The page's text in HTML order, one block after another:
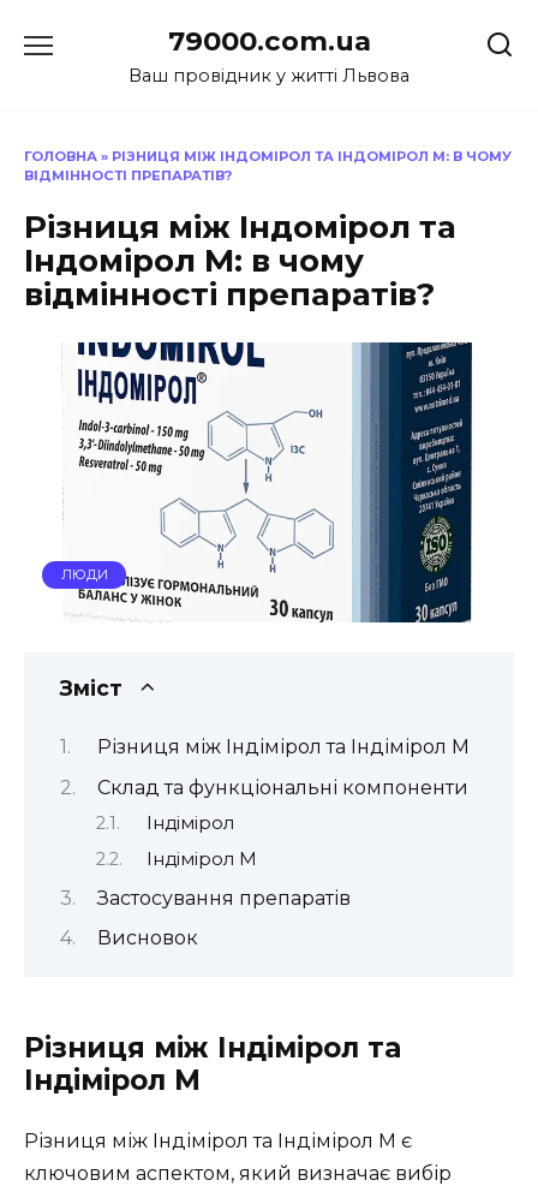
до
79000.com.ua
Ваш провідник у житті Львова
ГОЛОВНА » РІЗНИЦЯ МІЖ ІНДОМІРОЛ ТА ІНДОМІРОЛ М: В ЧОМУ
ВІДМІННОСТІ ПРЕПАРАТІВ?
Різниця між Індомірол та
Індомірол М: в чому
відмінності препаратів?
ЛЮДИ
Зміст
Різниця між Індімірол та Індімірол М
Склад та функціональні компоненти
Індімірол
Індімірол М
Застосування препаратів
Висновок
Різниця між Індімірол та
Індімірол М
Різниця між Індімірол та Індімірол М є
ключовим аспектом, який визначає вибір